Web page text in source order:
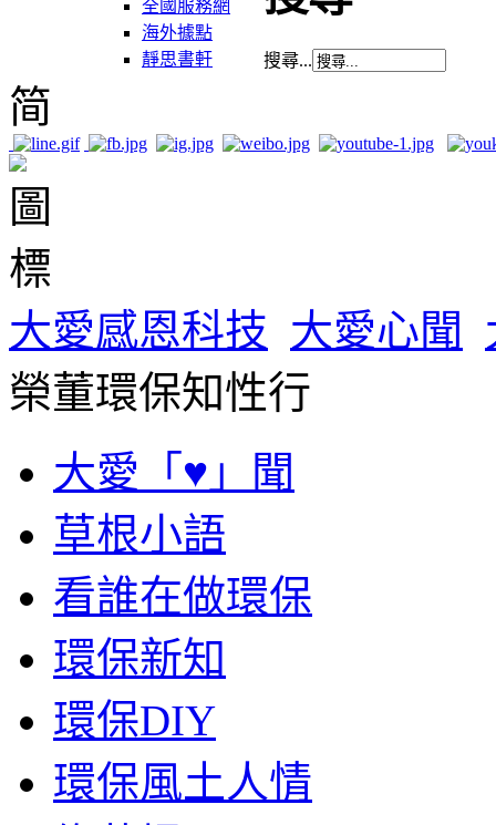
全國服務網
海外據點
靜思書軒
搜尋...
简
大愛感恩科技 大愛心聞
榮董環保知性行
大愛「♥」聞
草根小語
看誰在做環保
環保新知
環保DIY
環保風土人情